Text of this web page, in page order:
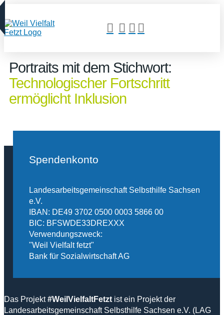
Portraits mit dem Stichwort:
Technologischer Fortschritt
ermöglicht Inklusion
Spendenkonto
Landesarbeitsgemeinschaft Selbsthilfe Sachsen
e.V.
IBAN: DE49 3702 0500 0003 5866 00
BIC: BFSWDE33DREXXX
Verwendungszweck:
"Weil Vielfalt fetzt"
Bank für Sozialwirtschaft AG
Das Projekt#WeilVielfaltFetzt ist ein Projekt der
Landesarbeitsgemeinschaft Selbsthilfe Sachsen e.V. (LAG